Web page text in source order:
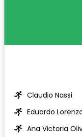
Claudio Nassi
Eduardo
Ana Victoria